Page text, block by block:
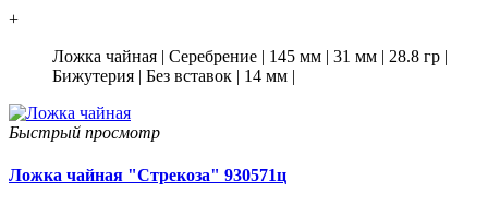
+
Ложка чайная | Серебрение | 145 мм | 31 мм | 28.8 гр |
Бижутерия | Без вставок | 14 мм |
Быстрый просмотр
Ложка чайная "Стрекоза" 930571ц